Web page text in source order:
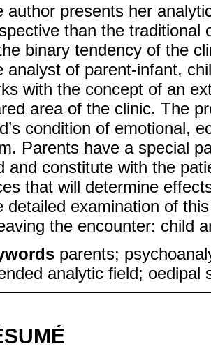
author presents her
than the traditional
binary tendency of the
analyst of parent-infant,
with the concept of an
area of the clinic. The
condition of emotional,
Parents have a special
and constitute with the
that will determine
detailed examination of
the encounter: child
parents;
analytic field; oedipal